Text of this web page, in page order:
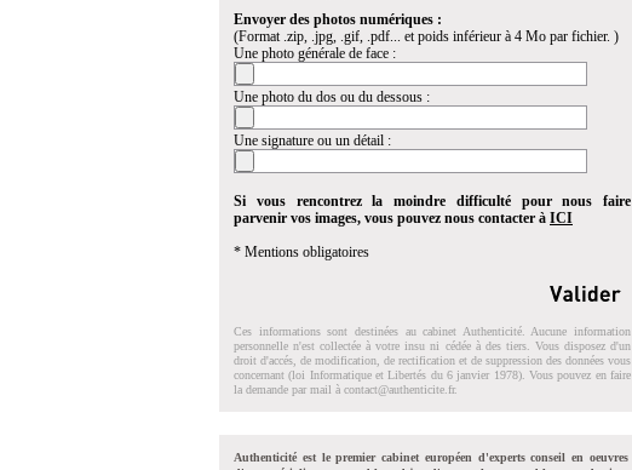
Envoyer des photos numériques :
(Format .zip, .jpg, .gif, .pdf... et poids inférieur à 4 Mo par fichier. )
Une photo générale de face :
Une photo du dos ou du dessous :
Une signature ou un détail :
Si vous rencontrez la moindre difficulté pour nous faire
parvenir vos images, vous pouvez nous contacter à ICI
* Mentions obligatoires
Ces informations sont destinées au cabinet Authenticité. Aucune information
personnelle n'est collectée à votre insu ni cédée à des tiers. Vous disposez d'un
droit d'accés, de modification, de rectification et de suppression des données vous
concernant (loi Informatique et Libertés du 6 janvier 1978). Vous pouvez en faire
la demande par mail à contact@authenticite.fr.
Authenticité est le premier cabinet européen d'experts conseil en oeuvres